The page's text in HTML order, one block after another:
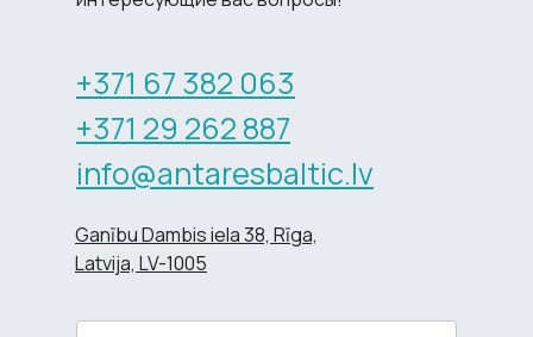
+371 67 382 063
+371 29 262 887
info@antaresbaltic.lv
Ganību Dambis iela 38, Rīga,
Latvija, LV-1005